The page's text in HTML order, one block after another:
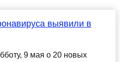
выявили в
9 мая о 20 новых